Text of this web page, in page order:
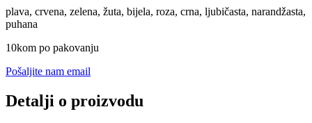
plava, crvena, zelena, žuta, bijela, roza, crna, ljubičasta, narandžasta,
puhana
10kom po pakovanju
Pošaljite nam email
Detalji o proizvodu